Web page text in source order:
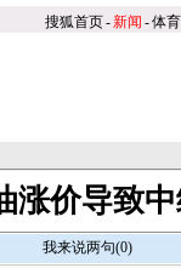
搜狐首页-新闻 -体育
涨价导致
我来说两句(0)